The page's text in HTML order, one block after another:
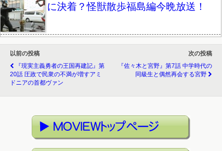
に決着？怪獣散歩福島編今晩放送！
以前の投稿
『現実主義勇者の王国再建記』第
20話 圧政で民衆の不満が増すアミ
ドニアの首都ヴァン
次の投稿
『佐々木と宮野』第7話 中学時代の
同級生と偶然再会する宮野